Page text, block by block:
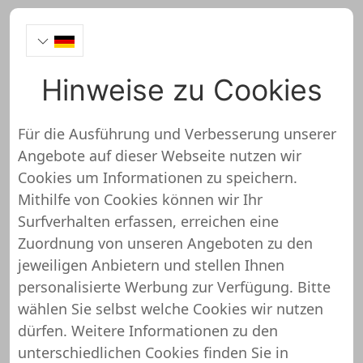
Aufkleber-gestalten.de
Onlineshop Test
Aufkleber-gestalten.de wurde noch
nicht überprüft und getestet
Über diesen Shop oder Webseite liegen uns noch
keine detaillierten Informationen vor. Das
bedeutet, dass Aufkleber-gestalten.de von
Hinweise zu Cookies
Für die Ausführung und Verbesserung unserer
Angebote auf dieser Webseite nutzen wir
Cookies um Informationen zu speichern.
Mithilfe von Cookies können wir Ihr
Surfverhalten erfassen, erreichen eine
Zuordnung von unseren Angeboten zu den
jeweiligen Anbietern und stellen Ihnen
personalisierte Werbung zur Verfügung. Bitte
wählen Sie selbst welche Cookies wir nutzen
dürfen. Weitere Informationen zu den
unterschiedlichen Cookies finden Sie in